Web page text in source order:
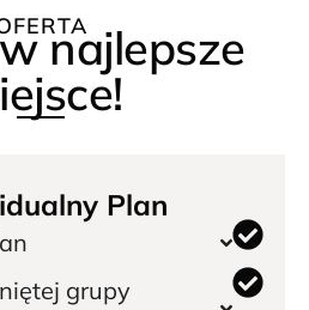
najlepsze
Plan
grupy